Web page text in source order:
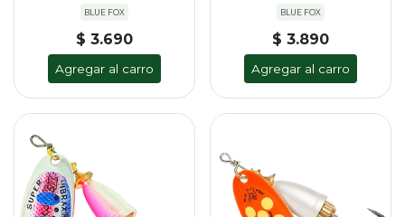
BLUE FOX
$ 3.690
Agregar al carro
BLUE FOX
$ 3.890
Agregar al carro